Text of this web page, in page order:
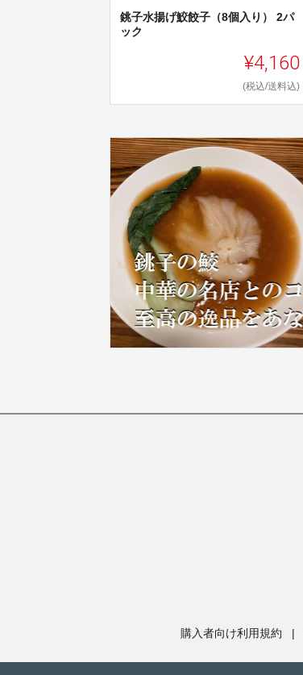
銚子水揚げ鮫餃子（8個入り） 2パ
ック
¥4,160
(税込/送料込)
購入者向け利用規約 |